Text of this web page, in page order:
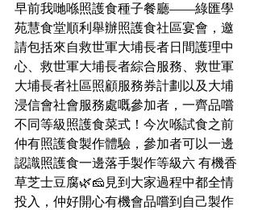
早前我哋喺照護食種子餐廳——綠匯學
苑慧食堂順利舉辦照護食社區宴會，邀
請包括來自救世軍大埔長者日間護理中
心、救世軍大埔長者綜合服務、救世軍
大埔長者社區照顧服務券計劃以及大埔
浸信會社會服務處嘅參加者，一齊品嚐
不同等級照護食菜式！今次喺試食之前
仲有照護食製作體驗，參加者可以一邊
認識照護食一邊落手製作等級六 有機香
草芝士豆腐🌿🧀見到大家過程中都全情
投入，仲好開心有機會品嚐到自己製作